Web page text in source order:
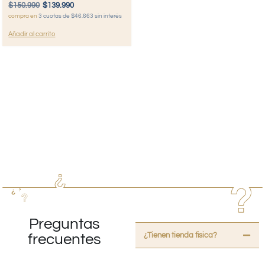
$150.990 $139.990
compra en3 cuotas de $46.663 sin interés
Añadir al carrito
Preguntas
frecuentes
¿Tienen tienda fisica?